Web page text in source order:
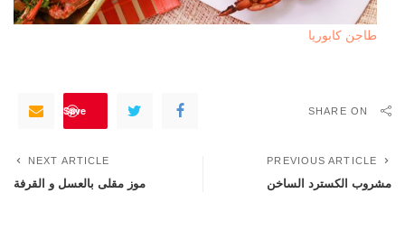
طاجن كابوريا
SHARE ON
Save
PREVIOUS ARTICLE
مشروب الكسترد الساخن
NEXT ARTICLE
موز مقلى بالعسل و القرفة